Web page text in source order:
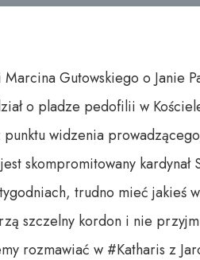
Gutowskiego o Janie
o pladze pedofilii w
widzenia
skompromitowany
trudno mieć jakieś
szczelny kordon i nie
rozmawiać w #Katharis z